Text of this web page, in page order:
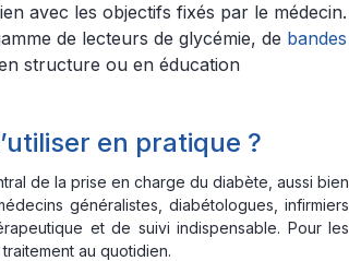
avec les objectifs fixés par le médecin.
de lecteurs de glycémie, de bandes
structure ou en éducation
en pratique ?
de la prise en charge du diabète, aussi bien
généralistes, diabétologues, infirmiers
et de suivi indispensable. Pour les
au quotidien.